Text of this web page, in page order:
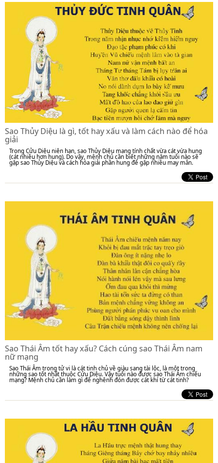
Sao Thủy Diệu là gì, tốt hay xấu và làm cách nào để hóa
giải
Trong Cửu Diệu niên hạn, sao Thủy Diệu mang tính chất vừa cát vừa hung
(cát nhiều hơn hung). Do vậy, mệnh chủ cần biết những năm tuổi nào sẽ
gặp sao Thủy Diệu và cách hóa giải phần hung để gặp nhiều may mắn.
Sao Thái Âm tốt hay xấu? Cách cúng sao Thái Âm nam
nữ mạng
Sao Thái Âm trong tử vi là cát tinh chủ về giàu sang tài lộc, là một trong
những sao tốt nhất thuộc Cửu Diệu. Vậy tuổi nào được sao Thái Âm chiếu
mạng? Mệnh chủ cần làm gì để nghênh đón được cát khí từ cát tinh?